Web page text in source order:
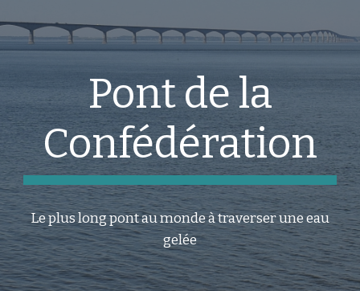
Pont de la
Confédération
Le plus long pont au monde à traverser une eau
gelée